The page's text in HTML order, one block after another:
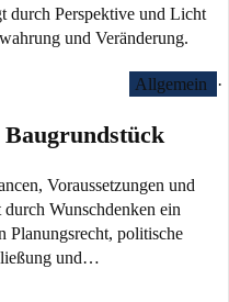
Allgemein ·
Voraussetzungen und
Wunschdenken ein
Planungsrecht, politische
und…